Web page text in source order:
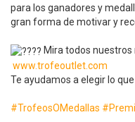
para los ganadores y
gran forma de motivar y
Mira todos nuestros
www.trofeoutlet.com
Te ayudamos a elegir lo
#TrofeosOMedallas